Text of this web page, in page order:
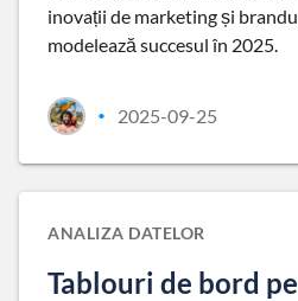
inovații de marketing și
modelează succesul în 2025.
• 2025-09-25
ANALIZA DATELOR
Tablouri de bord